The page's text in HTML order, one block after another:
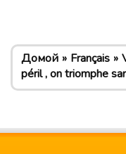
Домой Français
péril , on triomphe